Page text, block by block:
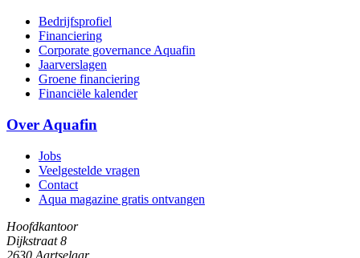
Bedrijfsprofiel
Financiering
Corporate governance Aquafin
Jaarverslagen
Groene financiering
Financiële kalender
Over Aquafin
Jobs
Veelgestelde vragen
Contact
Aqua magazine gratis ontvangen
Hoofdkantoor
Dijkstraat 8
2630 Aartselaar